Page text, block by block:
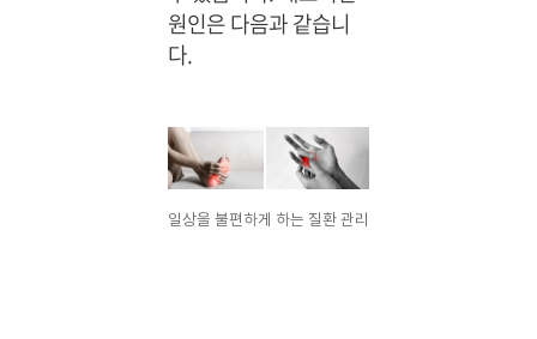
원인은 다음과 같습니
다.
일상을 불편하게 하는 질환 관리